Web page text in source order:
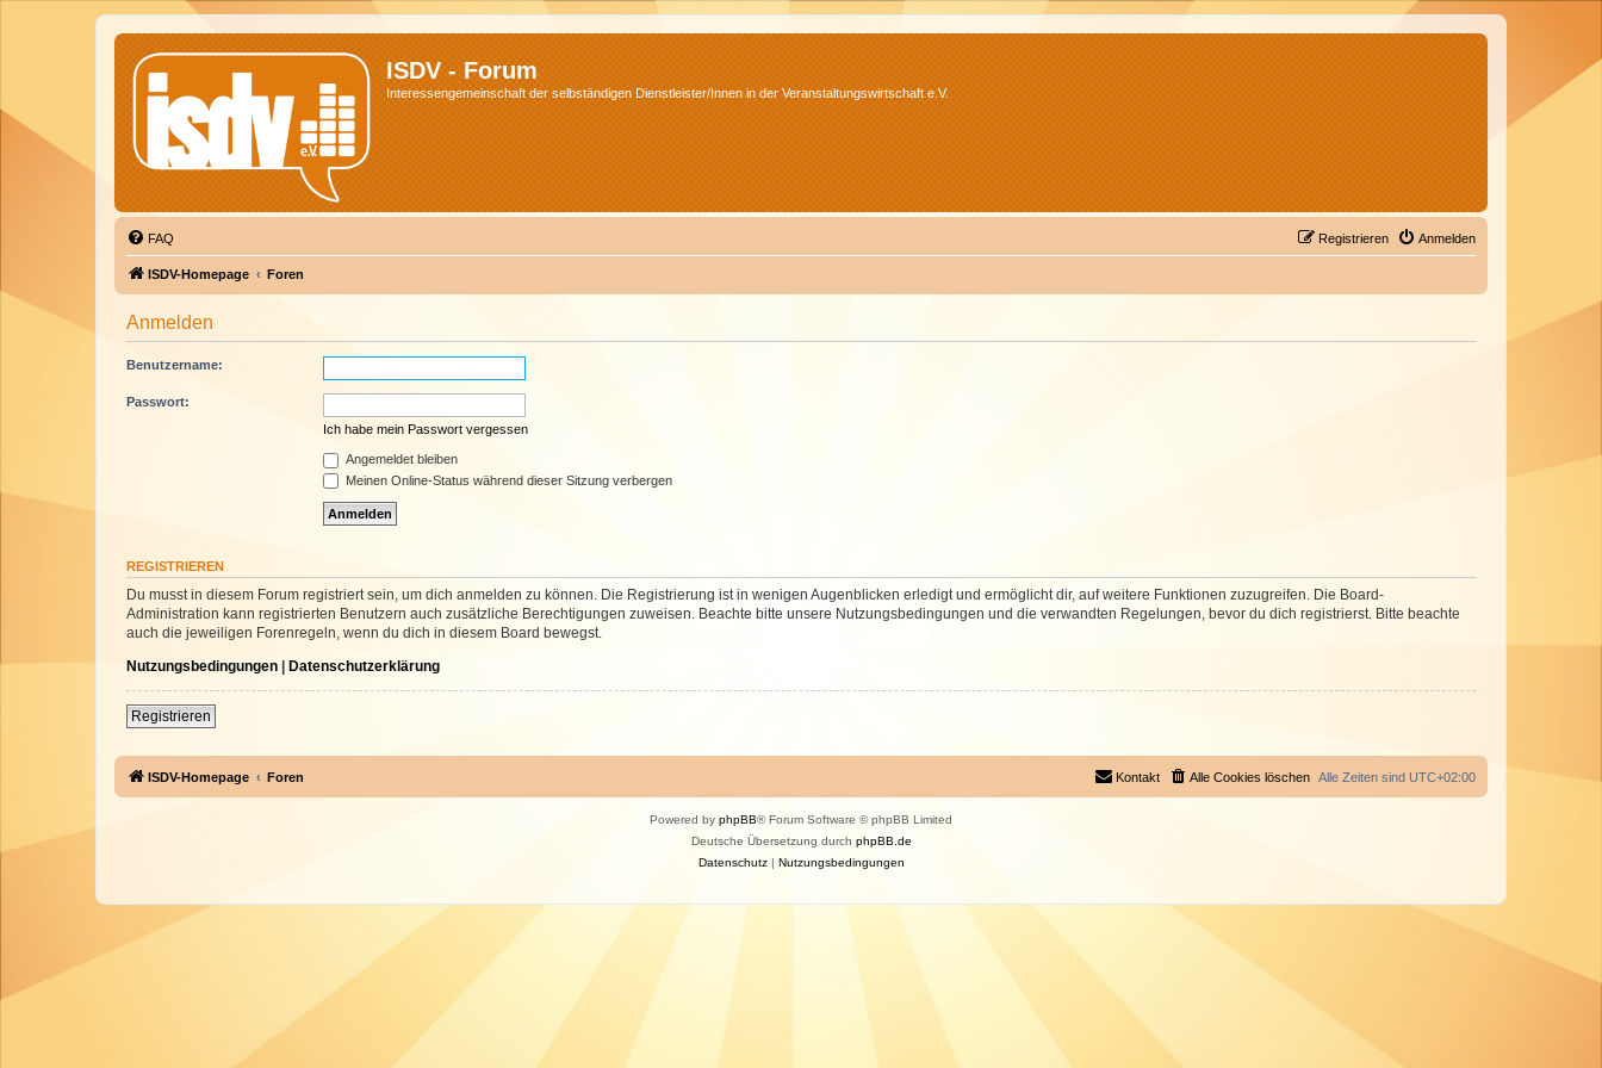
ISDV - Forum
Interessengemeinschaft der selbständigen Dienstleister/Innen in der Veranstaltungswirtschaft e.V.
FAQ Anmelden
Registrieren
ISDV-Homepage Foren
Anmelden
Benutzername:
Passwort:
Ich habe mein Passwort vergessen
Angemeldet bleiben
Meinen Online-Status während dieser Sitzung verbergen
REGISTRIEREN
Du musst in diesem Forum registriert sein, um dich anmelden zu können. Die Registrierung ist in wenigen Augenblicken erledigt und ermöglicht dir, auf weitere Funktionen zuzugreifen. Die Board-
Administration kann registrierten Benutzern auch zusätzliche Berechtigungen zuweisen. Beachte bitte unsere Nutzungsbedingungen und die verwandten Regelungen, bevor du dich registrierst. Bitte beachte
auch die jeweiligen Forenregeln, wenn du dich in diesem Board bewegst.
Nutzungsbedingungen | Datenschutzerklärung
Registrieren
ISDV-Homepage Foren Alle Zeiten sind UTC+02:00
Alle Cookies löschen
Kontakt
Powered by phpBB® Forum Software © phpBB Limited
Deutsche Übersetzung durch phpBB.de
Datenschutz| Nutzungsbedingungen